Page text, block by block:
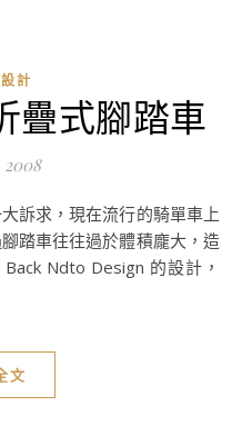
計
疊式腳踏車
2008
踏車往往過於體積龐大，造
Ndto Design 的設計，
文